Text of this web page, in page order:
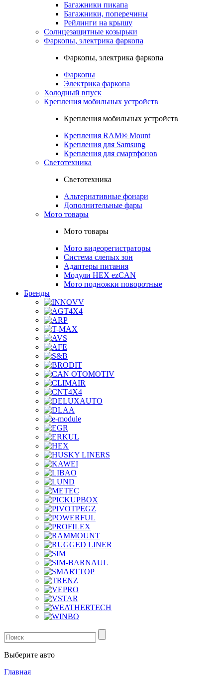
Багажники пикапа
Багажники, поперечины
Рейлинги на крышу
Солнцезащитные козырьки
Фаркопы, электрика фаркопа
Фаркопы, электрика фаркопа
Фаркопы
Электрика фаркопа
Холодный впуск
Крепления мобильных устройств
Крепления мобильных устройств
Крепления RAM® Mount
Крепления для Samsung
Крепления для смартфонов
Светотехника
Светотехника
Альтернативные фонари
Дополнительные фары
Мото товары
Мото товары
Мото видеорегистраторы
Система слепых зон
Адаптеры питания
Модули HEX ezCAN
Мото подножки поворотные
Бренды
Выберите авто
Главная